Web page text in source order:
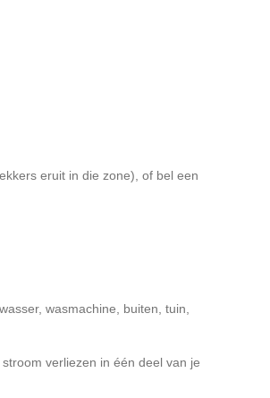
eruit in die zone), of bel een
wasmachine, buiten, tuin,
verliezen in één deel van je